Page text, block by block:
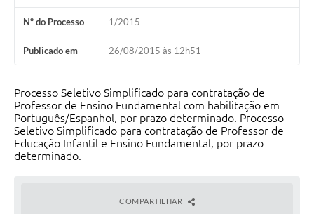
Nº do Processo 1/2015
Publicado em 26/08/2015 às 12h51
Processo Seletivo Simplificado para contratação de
Professor de Ensino Fundamental com habilitação em
Português/Espanhol, por prazo determinado. Processo
Seletivo Simplificado para contratação de Professor de
Educação Infantil e Ensino Fundamental, por prazo
determinado.
COMPARTILHAR